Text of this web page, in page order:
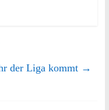
der Liga kommt →